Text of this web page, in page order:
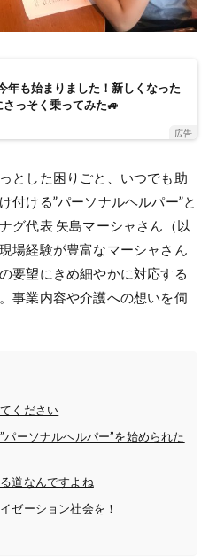
年も始まりました！新しくなった
さっそく乗ってみた🚙
広告
とした困りごと、いつでも助
付ける”パーソナルヘルパー”と
グ代表 矢島マーシャさん（以
場経験が豊富なマーシャさん
要望にきめ細やかに対応する
事業内容や介護への想いを伺
ください
ーソナルヘルパー”を始められた
道なんですよね
ゼーション社会を！